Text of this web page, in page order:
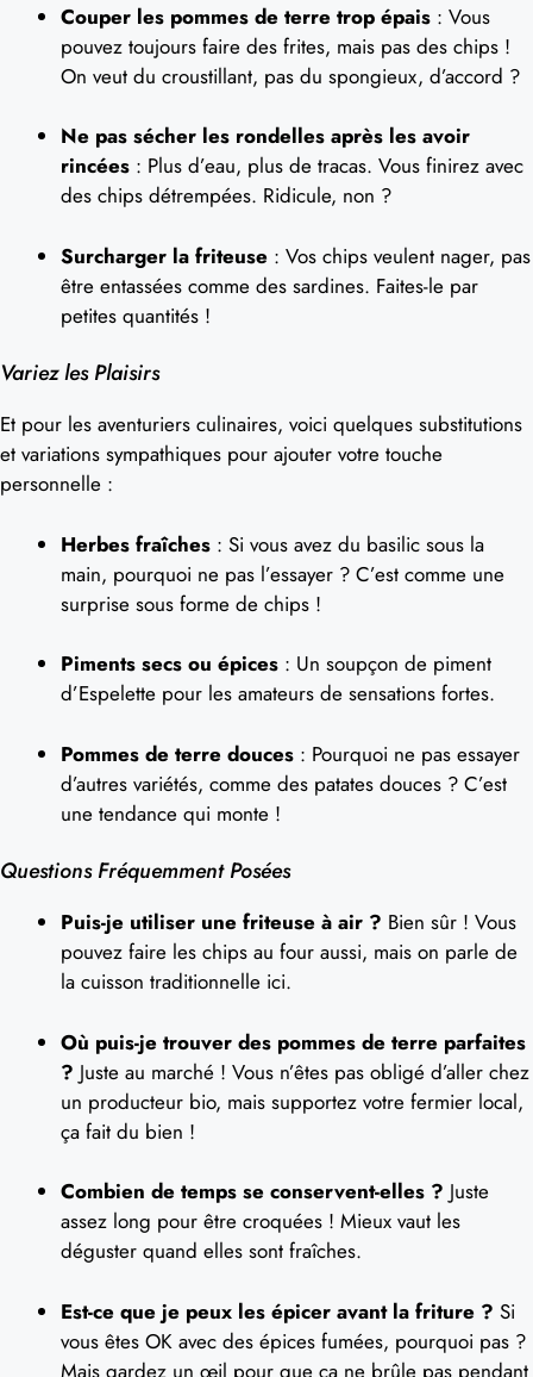
Couper les pommes de terre trop épais : Vous
pouvez toujours faire des frites, mais pas des chips !
On veut du croustillant, pas du spongieux, d’accord ?
Ne pas sécher les rondelles après les avoir
rincées : Plus d’eau, plus de tracas. Vous finirez avec
des chips détrempées. Ridicule, non ?
Surcharger la friteuse : Vos chips veulent nager, pas
être entassées comme des sardines. Faites-le par
petites quantités !
Variez les Plaisirs
Et pour les aventuriers culinaires, voici quelques substitutions
et variations sympathiques pour ajouter votre touche
personnelle :
Herbes fraîches : Si vous avez du basilic sous la
main, pourquoi ne pas l’essayer ? C’est comme une
surprise sous forme de chips !
Piments secs ou épices : Un soupçon de piment
d’Espelette pour les amateurs de sensations fortes.
Pommes de terre douces : Pourquoi ne pas essayer
d’autres variétés, comme des patates douces ? C’est
une tendance qui monte !
Questions Fréquemment Posées
Puis-je utiliser une friteuse à air ? Bien sûr ! Vous
pouvez faire les chips au four aussi, mais on parle de
la cuisson traditionnelle ici.
Où puis-je trouver des pommes de terre parfaites
? Juste au marché ! Vous n’êtes pas obligé d’aller chez
un producteur bio, mais supportez votre fermier local,
ça fait du bien !
Combien de temps se conservent-elles ? Juste
assez long pour être croquées ! Mieux vaut les
déguster quand elles sont fraîches.
Est-ce que je peux les épicer avant la friture ? Si
vous êtes OK avec des épices fumées, pourquoi pas ?
Mais gardez un œil pour que ça ne brûle pas pendant